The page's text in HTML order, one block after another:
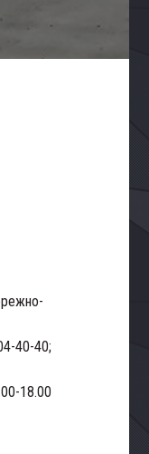
40-40;
18.00